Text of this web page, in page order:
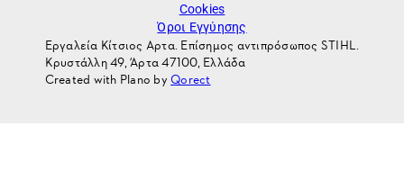
Cookies
Όροι Εγγύησης
Εργαλεία Κίτσιος Αρτα. Επίσημος αντιπρόσωπος STIHL.
Κρυστάλλη 49, Άρτα 47100, Ελλάδα
Created with Plano byQorect